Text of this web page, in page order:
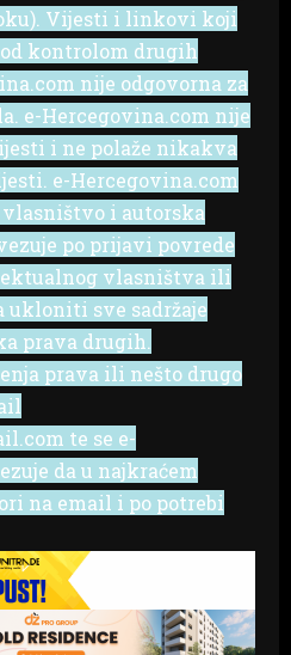
Vijesti i linkovi koji
kontrolom drugih
nije odgovorna za
e-Hercegovina.com nije
i ne polaže nikakva
e-Hercegovina.com
i autorska
po prijavi povrede
vlasništva ili
ukloniti sve sadržaje
prava drugih.
prava ili nešto drugo
te se e-
da u najkraćem
na email i po potrebi